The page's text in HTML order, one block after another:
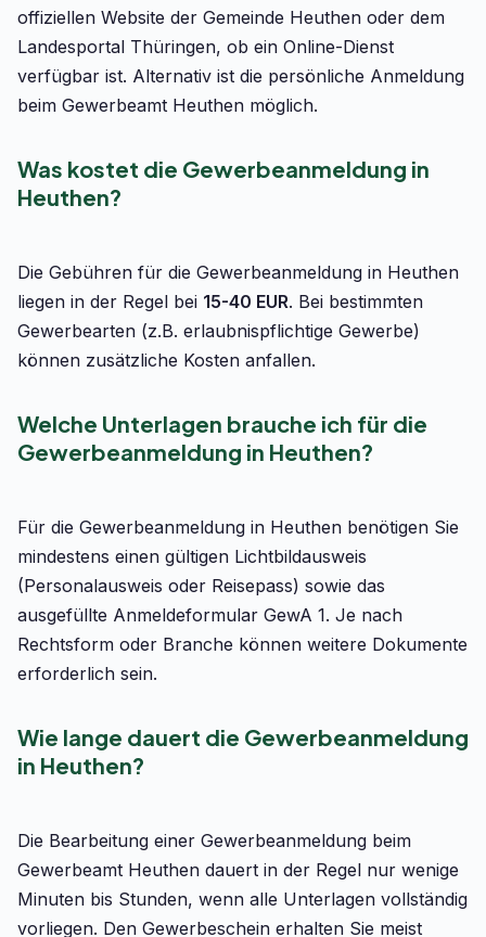
offiziellen Website der Gemeinde Heuthen oder dem
Landesportal Thüringen, ob ein Online-Dienst
verfügbar ist. Alternativ ist die persönliche Anmeldung
beim Gewerbeamt Heuthen möglich.
Was kostet die Gewerbeanmeldung in
Heuthen?
Die Gebühren für die Gewerbeanmeldung in Heuthen
liegen in der Regel bei 15-40 EUR. Bei bestimmten
Gewerbearten (z.B. erlaubnispflichtige Gewerbe)
können zusätzliche Kosten anfallen.
Welche Unterlagen brauche ich für die
Gewerbeanmeldung in Heuthen?
Für die Gewerbeanmeldung in Heuthen benötigen Sie
mindestens einen gültigen Lichtbildausweis
(Personalausweis oder Reisepass) sowie das
ausgefüllte Anmeldeformular GewA 1. Je nach
Rechtsform oder Branche können weitere Dokumente
erforderlich sein.
Wie lange dauert die Gewerbeanmeldung
in Heuthen?
Die Bearbeitung einer Gewerbeanmeldung beim
Gewerbeamt Heuthen dauert in der Regel nur wenige
Minuten bis Stunden, wenn alle Unterlagen vollständig
vorliegen. Den Gewerbeschein erhalten Sie meist